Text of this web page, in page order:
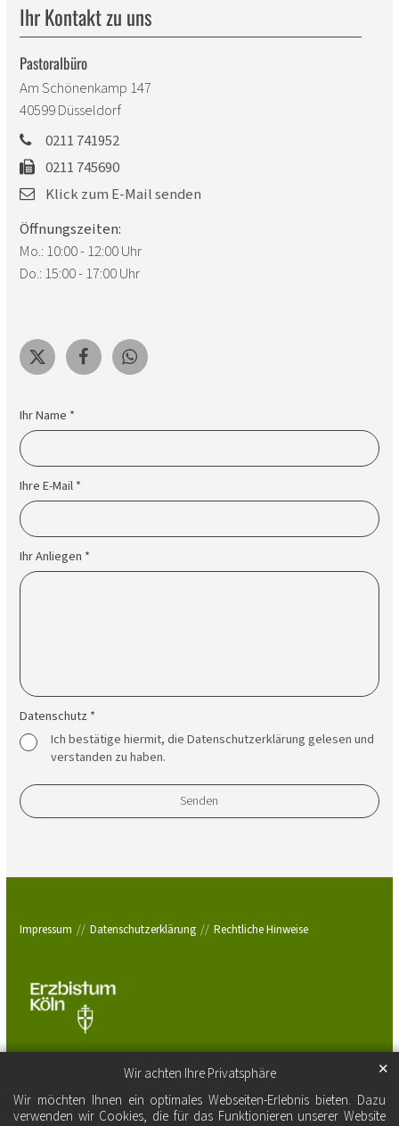
Wir achten Ihre Privatsphäre
Wir möchten Ihnen ein optimales Webseiten-Erlebnis bieten. Dazu
verwenden wir Cookies, die für das Funktionieren unserer Website
✕
Ihr Name *
Ihre E-Mail *
Ihr Anliegen *
Datenschutz *
Ich bestätige hiermit, die Datenschutzerklärung gelesen und
verstanden zu haben.
Ihr Kontakt zu uns
Pastoralbüro
Am Schönenkamp 147
40599Düsseldorf
0211 741952
0211 745690
Klick zum E-Mail senden
Öffnungszeiten:
Mo.: 10:00 - 12:00 Uhr
Do.: 15:00 - 17:00 Uhr
Impressum Datenschutzerklärung Rechtliche Hinweise